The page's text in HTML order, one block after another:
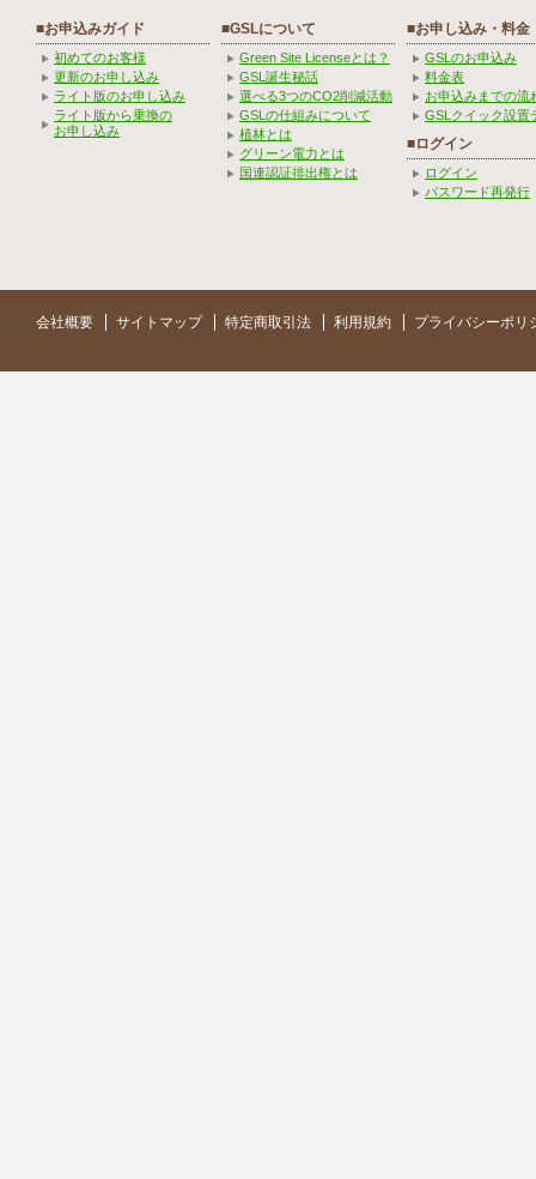
■お申込みガイド
初めてのお客様
更新のお申し込み
ライト版のお申し込み
ライト版から乗換の
お申し込み
■GSLについて
Green Site Licenseとは？
GSL誕生秘話
選べる3つのCO2削減活動
GSLの仕組みについて
植林とは
グリーン電力とは
国連認証排出権とは
■お申し込み・料金
GSLのお申込み
料金表
お申込みまでの流
GSLクイック設置
■ログイン
ログイン
パスワード再発行
会社概要 サイトマップ 特定商取引法 利用規約 プライバシーポリ